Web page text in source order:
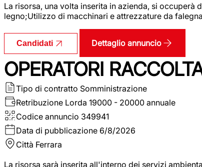
La risorsa, una volta inserita in azienda, si
legno;Utilizzo di macchinari e attrezzature da
Candidati Dettaglio annuncio
OPERATORI
Tipo di contratto Somministrazione
Retribuzione Lorda 19000 - 20000 annuale
Codice annuncio 349941
Data di pubblicazione 6/8/2026
Città Ferrara
La risorsa sarà inserita all'interno dei servizi